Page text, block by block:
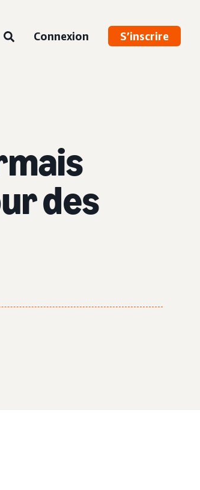
Connexion S’inscrire
des